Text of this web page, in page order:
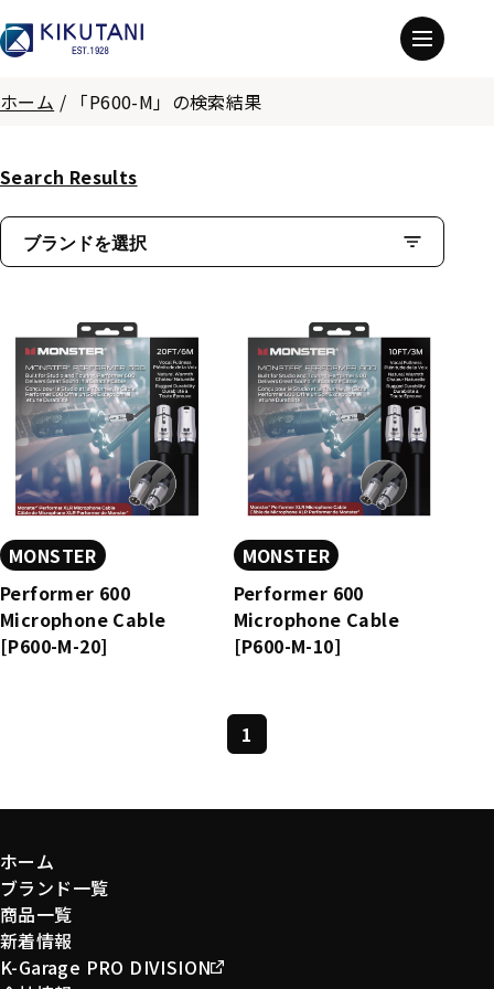
ホーム / 「P600-M」の検索結果
Search Results
ブランドを選択
MONSTER
Performer 600
Microphone Cable
[P600-M-20]
MONSTER
Performer 600
Microphone Cable
[P600-M-10]
1
ホーム
ブランド一覧
商品一覧
新着情報
K-Garage PRO DIVISION